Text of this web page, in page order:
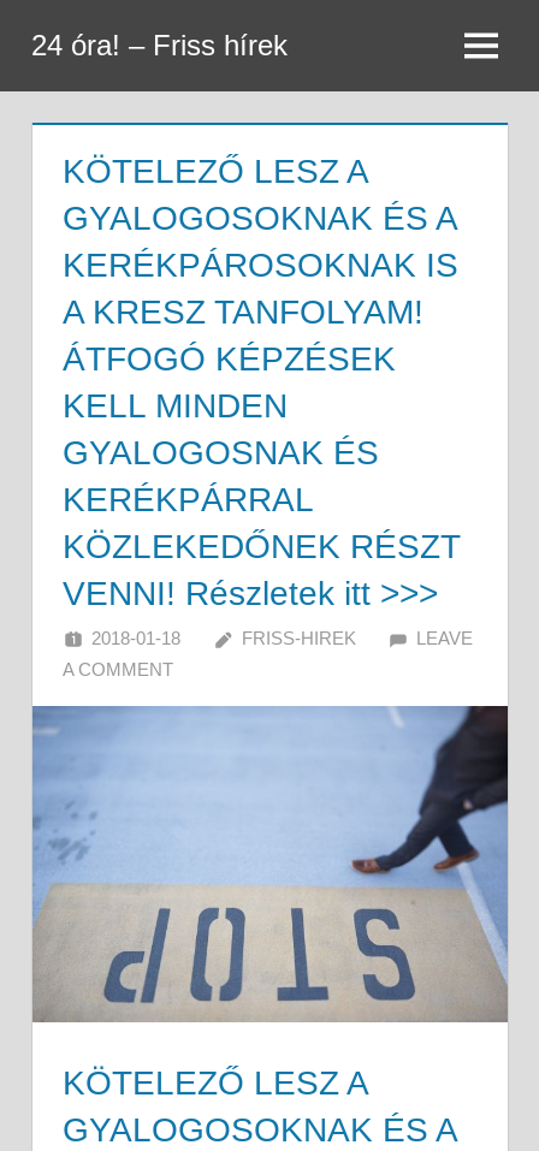
content
24 óra! – Friss hírek Menu
KÖTELEZŐ LESZ A
GYALOGOSOKNAK ÉS A
KERÉKPÁROSOKNAK IS
A KRESZ TANFOLYAM!
ÁTFOGÓ KÉPZÉSEK
KELL MINDEN
GYALOGOSNAK ÉS
KERÉKPÁRRAL
KÖZLEKEDŐNEK RÉSZT
VENNI! Részletek itt >>>
2018-01-18 FRISS-HIREK
LEAVE
A COMMENT
KÖTELEZŐ LESZ A
GYALOGOSOKNAK ÉS A